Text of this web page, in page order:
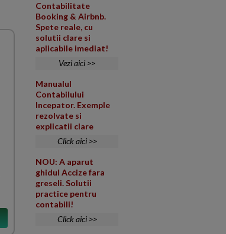
Contabilitate
Booking & Airbnb.
Spete reale, cu
solutii clare si
aplicabile imediat!
Vezi aici >>
Manualul
Contabilului
Incepator. Exemple
rezolvate si
explicatii clare
Click aici >>
NOU: A aparut
ghidul Accize fara
greseli. Solutii
practice pentru
contabili!
Click aici >>